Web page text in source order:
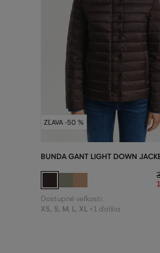
ZĽAVA -50 %
BUNDA GANT LIGHT DOWN
Dostupné veľkosti:
XS, S, M, L, XL +1 ďalšia